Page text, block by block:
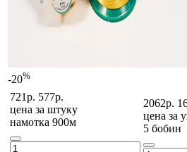
-20%
721р. 577р.
цена за штуку
намотка 900м
2062р.
цена за
5 бобин